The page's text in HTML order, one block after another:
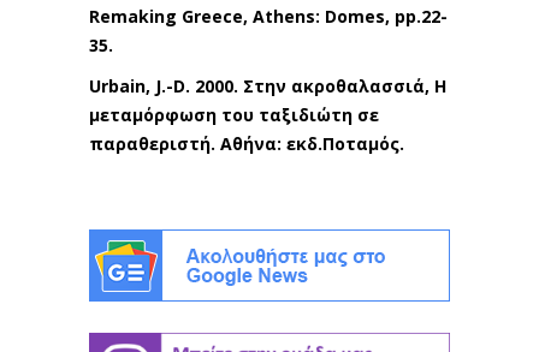
Remaking Greece, Athens: Domes, pp.22-
35.
Urbain, J.-D. 2000. Στην ακροθαλασσιά, Η
μεταμόρφωση του ταξιδιώτη σε
παραθεριστή. Αθήνα: εκδ.Ποταμός.